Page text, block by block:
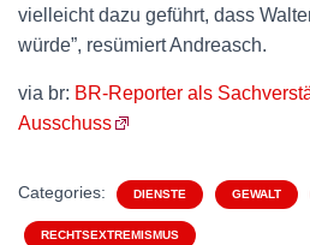
vielleicht dazu geführt, dass
würde”, resümiert Andreasch.
via br: BR-Reporter als
Ausschuss
Categories: DIENSTE GEWALT
RECHTSEXTREMISMUS